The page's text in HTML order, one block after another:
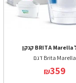
דגם Brita Marella
₪359